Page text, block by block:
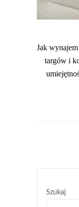
Jak
targów i
Szukaj